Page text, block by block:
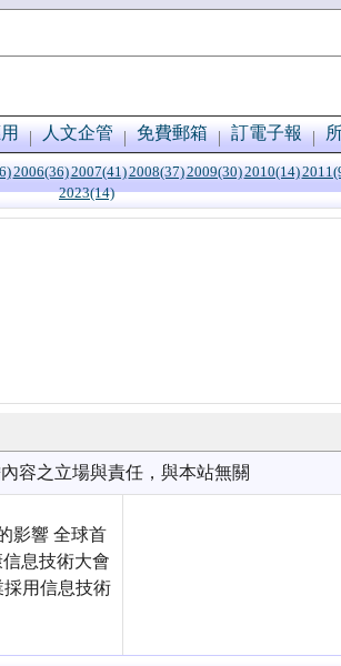
人文企管 免費郵箱 訂電子報
2006(36)2007(41)2008(37)2009(30)2010(14)
2023(14)
容之立場與責任，與本站無關
影響 全球首
息技術大會
採用信息技術